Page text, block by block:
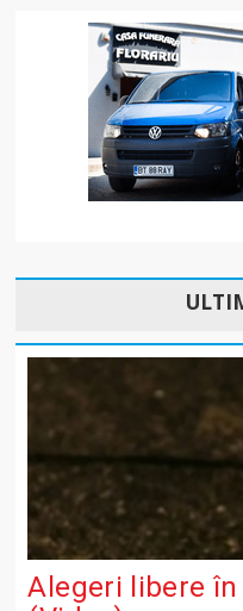
Alegeri libere